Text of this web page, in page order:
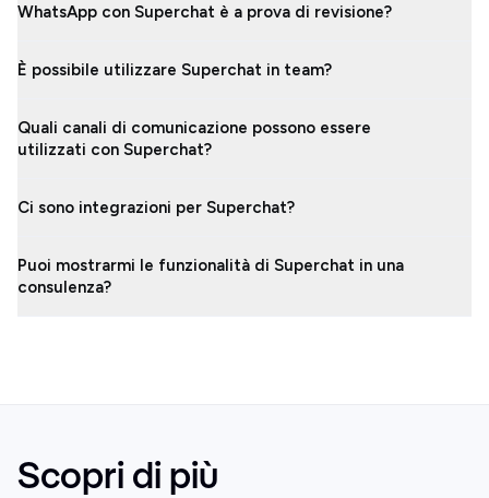
WhatsApp con Superchat è a prova di revisione?
È possibile utilizzare Superchat in team?
Quali canali di comunicazione possono essere
utilizzati con Superchat?
Ci sono integrazioni per Superchat?
Puoi mostrarmi le funzionalità di Superchat in una
consulenza?
Scopri di più